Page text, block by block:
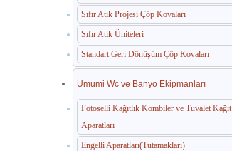
Sıfır Atık Projesi Çöp Kovaları
Sıfır Atık Üniteleri
Standart Geri Dönüşüm Çöp Kovaları
Umumi Wc ve Banyo Ekipmanları
Fotoselli Kağıtlık Kombiler ve Tuvalet Kağıt
Aparatları
Engelli Aparatları(Tutamakları)